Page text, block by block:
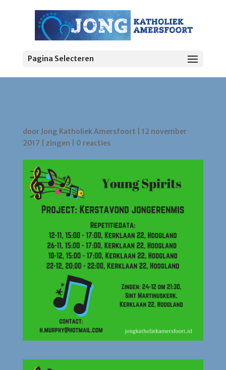
Pagina Selecteren
door Jong Katholiek Amersfoort
12 november
2017
zingen 0 reacties